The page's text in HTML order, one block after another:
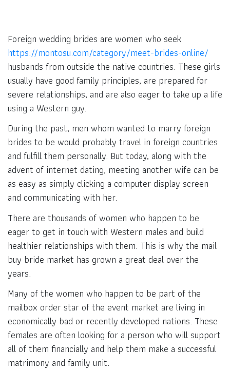
Foreign wedding brides are women who seek
https://montosu.com/category/meet-brides-online/
husbands from outside the native countries. These girls
usually have good family principles, are prepared for
severe relationships, and are also eager to take up a life
using a Western guy.
During the past, men whom wanted to marry foreign
brides to be would probably travel in foreign countries
and fulfill them personally. But today, along with the
advent of internet dating, meeting another wife can be
as easy as simply clicking a computer display screen
and communicating with her.
There are thousands of women who happen to be
eager to get in touch with Western males and build
healthier relationships with them. This is why the mail
buy bride market has grown a great deal over the
years.
Many of the women who happen to be part of the
mailbox order star of the event market are living in
economically bad or recently developed nations. These
females are often looking for a person who will support
all of them financially and help them make a successful
matrimony and family unit.